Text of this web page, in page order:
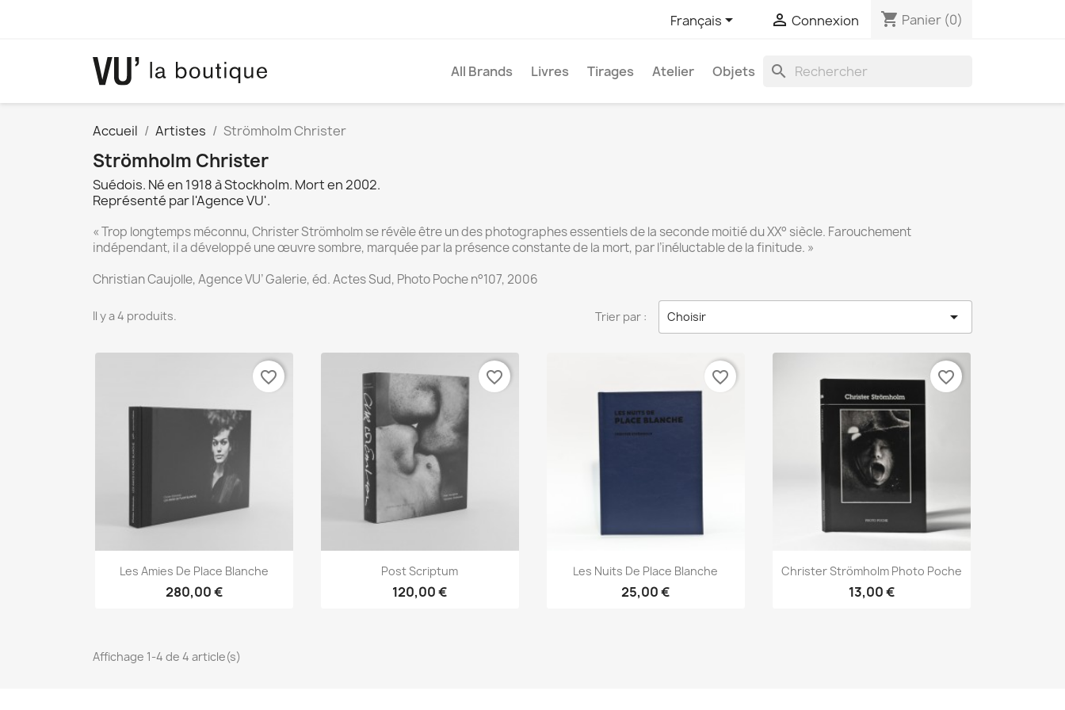
Français  Connexion shopping_cart Panier (0)
All Brands Livres Tirages Atelier Objets search
Accueil Artistes Strömholm Christer
Strömholm Christer
Suédois. Né en 1918 à Stockholm. Mort en 2002.
Représenté par l'Agence VU'.
« Trop longtemps méconnu, Christer Strömholm se révèle être un des photographes essentiels de la seconde moitié du XX° siècle. Farouchement
indépendant, il a développé une œuvre sombre, marquée par la présence constante de la mort, par l’inéluctable de la finitude. »
Christian Caujolle, Agence VU’ Galerie, éd. Actes Sud, Photo Poche n°107, 2006
Il y a 4 produits. Trier par : Choisir 
Aperçu rapide
Les Amies De Place Blanche
280,00 €
favorite_border
Aperçu rapide
Post Scriptum
120,00 €
favorite_border
Aperçu rapide
Les Nuits De Place Blanche
25,00 €
favorite_border
Aperçu rapide
Christer Strömholm Photo Poche
13,00 €
favorite_border
Affichage 1-4 de 4 article(s)